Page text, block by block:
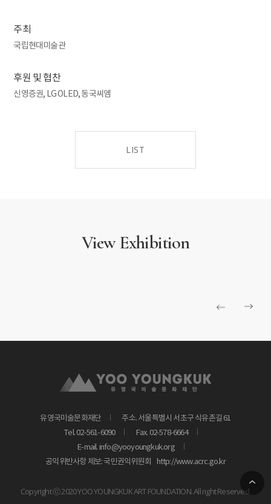
전시는 국제 미술의 흐름 속에서 의미 있는 관계를 맺고 전개해 온
한국 현대미술의 특수성과 보편성을 동시에 숙고할 수 있는
주최
국립현대미술관
후원 및 협찬
신영증권, LG OLED, 동국씨엠
LIST
View Exhibition
유영국미술문화재단
주소. 서울특별시 서초구 식유촌길 61
Tel. 02-561-6090
Fax. 02-578-6664
E-mail. info@yooyoungkuk.org
공익위반사항 제보: 국민권익위원회
http://www.acrc.go.kr
Copyright ⓒ 2020 YOO YOUNGKUK ART FOUNDATION. All right Reserved.